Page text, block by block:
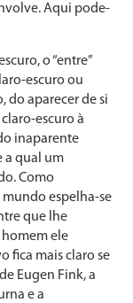
Aqui pode-
o “entre”
escuro ou
do aparecer de si
escuro à
inaparente
a qual um
Como
espelha-se
que lhe
homem ele
fica mais claro se
Eugen Fink, a
e a